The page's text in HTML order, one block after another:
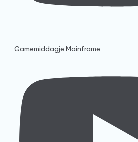
Gamemiddagje Mainframe